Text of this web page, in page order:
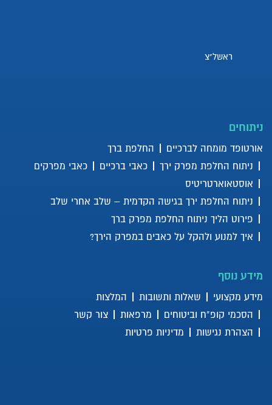
ראשל"צ
ניתוחים
אורטופד מומחה לברכיים
החלפת ברך
ניתוח החלפת מפרק ירך
כאבי ברכיים
כאבי מפרקים
אוסטאוארטריטיס
ניתוח החלפת ירך בגישה הקדמית – שלב אחרי שלב
פירוט הליך ניתוח החלפת מפרק ברך
איך למנוע ולהקל על כאבים במפרק הירך?
מידע נוסף
מידע מקצועי שאלות ותשובות
המלצות
הסכמי קופ”ח וביטוחים
מרפאות
צור קשר
הצהרת נגישות
מדיניות פרטיות